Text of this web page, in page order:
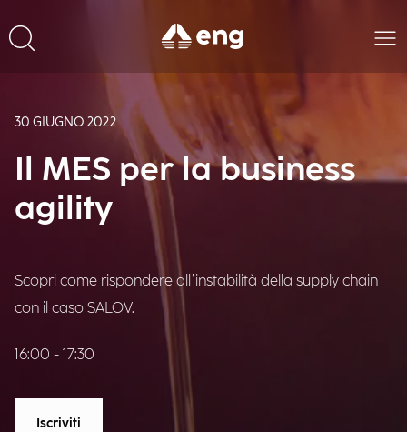
30 GIUGNO 2022
Il MES per la business
agility
Scopri come rispondere all’instabilità della supply chain
con il caso SALOV.
16:00 - 17:30
Iscriviti